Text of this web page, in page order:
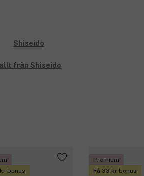
från Shiseido
bonus
Premium
Få 33 kr bonus